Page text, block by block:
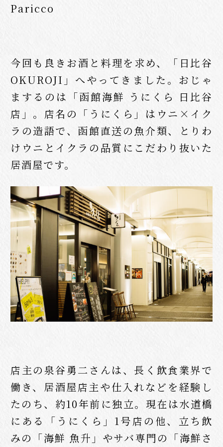
Paricco
今回も良きお酒と料理を求め、「日比谷
OKUROJI」へやってきました。おじゃ
まするのは「函館海鮮 うにくら 日比谷
店」。店名の「うにくら」はウニ×イク
ラの造語で、函館直送の魚介類、とりわ
けウニとイクラの品質にこだわり抜いた
居酒屋です。
店主の泉谷勇二さんは、長く飲食業界で
働き、居酒屋店主や仕入れなどを経験し
たのち、約10年前に独立。現在は水道橋
にある「うにくら」1号店の他、立ち飲
みの「海鮮 魚升」やサバ専門の「海鮮さ